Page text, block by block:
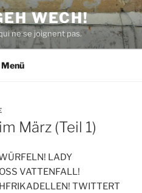
WECH!
ne se joignent pas.
Menü
März (Teil 1)
LADY
VATTENFALL!
TWITTERT